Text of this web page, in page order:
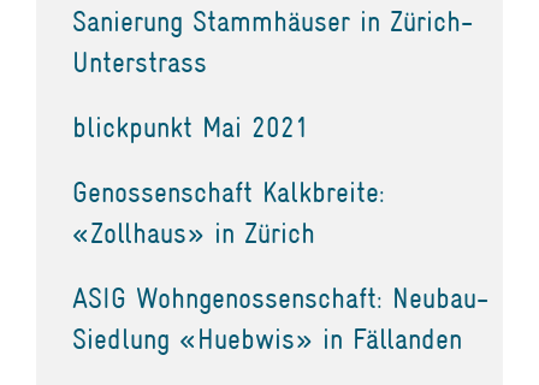
Sanierung Stammhäuser in Zürich-
Unterstrass
blickpunkt Mai 2021
Genossenschaft Kalkbreite:
«Zollhaus» in Zürich
ASIG Wohngenossenschaft: Neubau-
Siedlung «Huebwis» in Fällanden